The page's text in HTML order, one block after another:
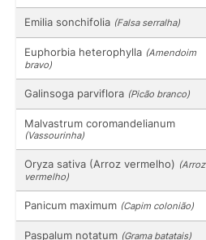
Emilia sonchifolia (Falsa serralha)
Euphorbia heterophylla (Amendoim
bravo)
Galinsoga parviflora (Picão branco)
Malvastrum coromandelianum
(Vassourinha)
Oryza sativa (Arroz vermelho) (Arroz
vermelho)
Panicum maximum (Capim colonião)
Paspalum notatum (Grama batatais)